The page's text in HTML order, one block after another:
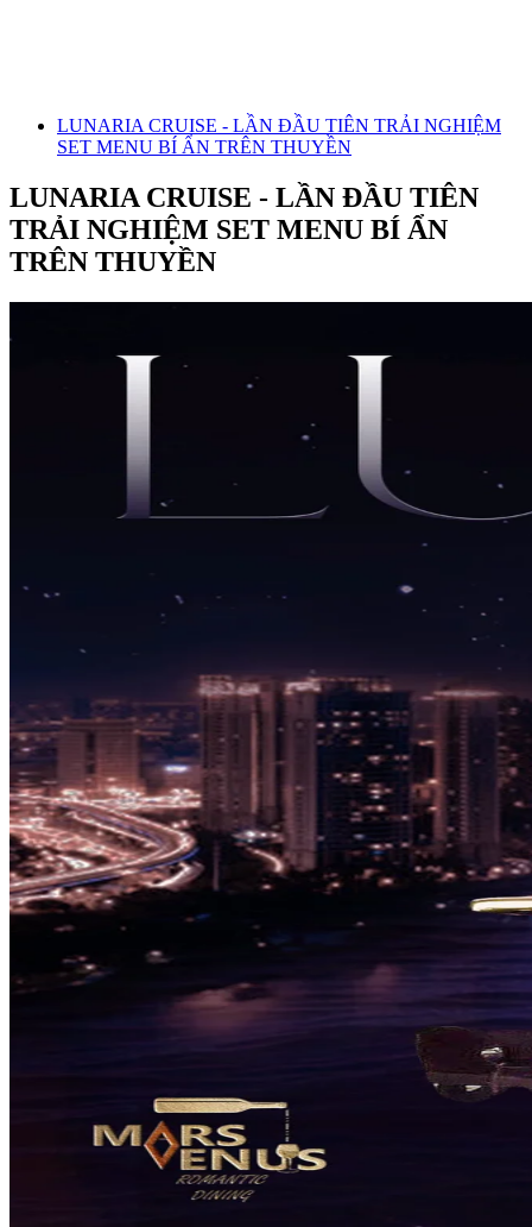
LUNARIA CRUISE - LẦN ĐẦU TIÊN TRẢI NGHIỆM
SET MENU BÍ ẨN TRÊN THUYỀN
LUNARIA CRUISE - LẦN ĐẦU TIÊN
TRẢI NGHIỆM SET MENU BÍ ẨN
TRÊN THUYỀN